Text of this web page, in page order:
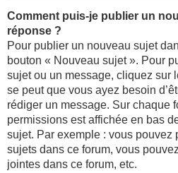
Comment puis-je publier un
réponse ?
Pour publier un nouveau sujet
bouton « Nouveau sujet ». Pour
sujet ou un message, cliquez sur
se peut que vous ayez besoin
rédiger un message. Sur chaque
permissions est affichée en bas
sujet. Par exemple : vous pouvez
sujets dans ce forum, vous
jointes dans ce forum, etc.